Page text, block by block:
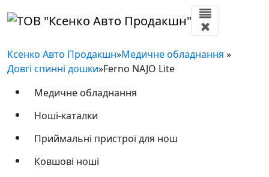
Ксенко Авто Продакшн»Медичне обладнання »
Довгі спинні дошки»Ferno NAJO Lite
Медичне обладнання
Ноші-каталки
Приймальні пристрої для нош
Ковшові ноші